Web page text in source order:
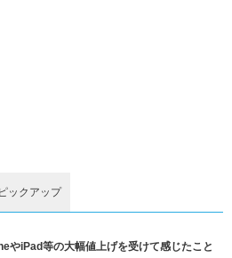
ピックアップ
やiPad等の大幅値上げを受けて感じたこと